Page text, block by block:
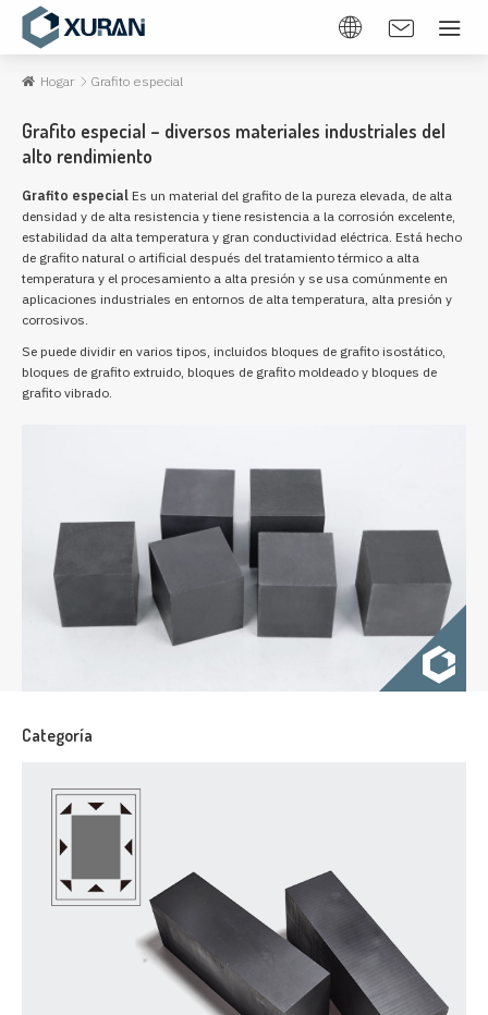
Hogar Grafito especial
Grafito especial – diversos materiales industriales del
alto rendimiento
Grafito especial Es un material del grafito de la pureza elevada, de alta
densidad y de alta resistencia y tiene resistencia a la corrosión excelente,
estabilidad da alta temperatura y gran conductividad eléctrica. Está hecho
de grafito natural o artificial después del tratamiento térmico a alta
temperatura y el procesamiento a alta presión y se usa comúnmente en
aplicaciones industriales en entornos de alta temperatura, alta presión y
corrosivos.
Se puede dividir en varios tipos, incluidos bloques de grafito isostático,
bloques de grafito extruido, bloques de grafito moldeado y bloques de
grafito vibrado.
Categoría